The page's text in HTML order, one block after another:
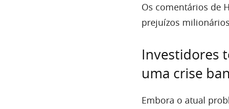
Os comentários de
prejuízos
Investidores
uma crise
Embora o atual